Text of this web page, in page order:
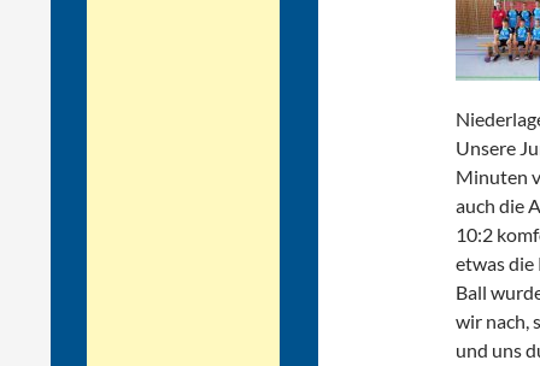
Unsere
Minuten
auch die
10:2
etwas die
Ball
wir nach,
und uns